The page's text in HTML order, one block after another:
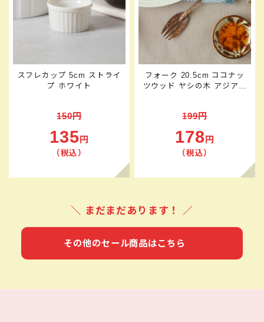
スフレカップ 5cm ストライ
プ ホワイト
150円
135 円
（税込）
フォーク 20.5cm ココナッ
ツウッド ヤシの木 アジアン
199円
178 円
（税込）
＼ まだまだあります！ ／
その他のセール商品はこちら